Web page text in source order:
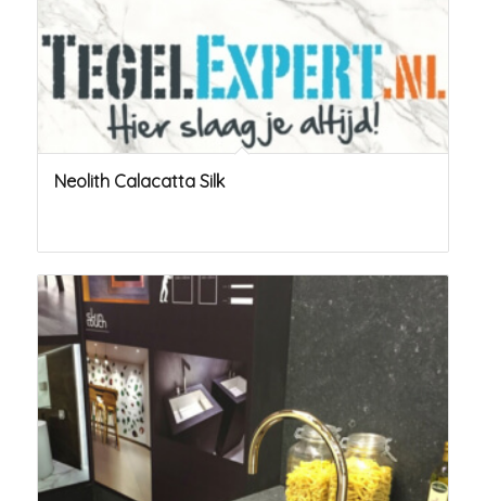
Neolith Calacatta Silk